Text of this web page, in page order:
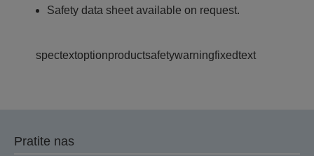
Safety data sheet available on request.
spectextoptionproductsafetywarningfixedtext
Pratite nas